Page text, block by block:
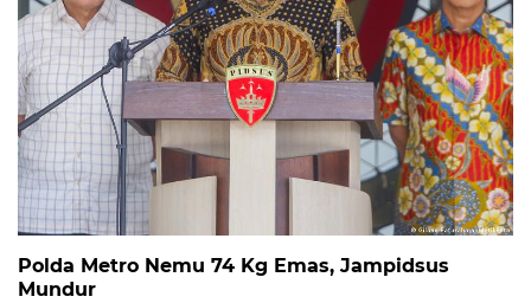
Polda Metro Nemu 74 Kg Emas, Jampidsus
Mundur